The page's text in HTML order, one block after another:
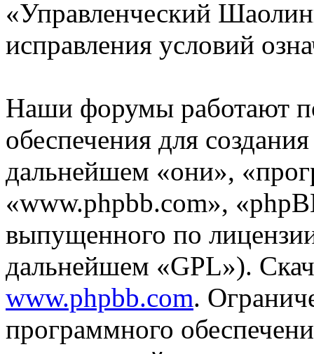
«Управленческий
исправления условий
Наши форумы работают
обеспечения для
дальнейшем «они»,
«www.phpbb.com»,
выпущенного по
дальнейшем «GPL»).
www.phpbb.com.
программного